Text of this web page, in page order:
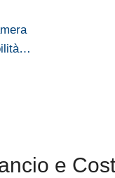
e